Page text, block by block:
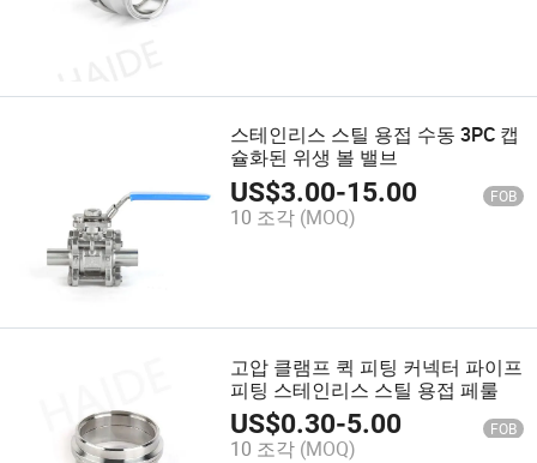
스테인리스 스틸 용접 수동 3PC 캡
슐화된 위생 볼 밸브
US$3.00-15.00 FOB
10 조각 (MOQ)
고압 클램프 퀵 피팅 커넥터 파이프
피팅 스테인리스 스틸 용접 페룰
US$0.30-5.00 FOB
10 조각 (MOQ)